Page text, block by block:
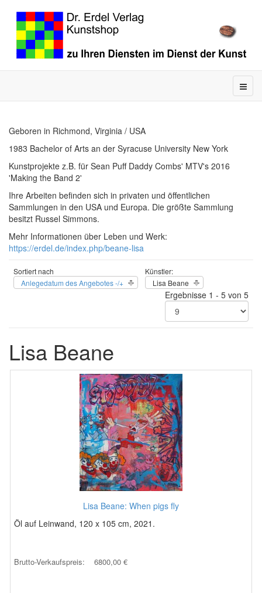
Geboren in Richmond, Virginia / USA
1983 Bachelor of Arts an der Syracuse University New York
Kunstprojekte z.B. für Sean Puff Daddy Combs' MTV's 2016
'Making the Band 2'
Ihre Arbeiten befinden sich in privaten und öffentlichen
Sammlungen in den USA und Europa. Die größte Sammlung
besitzt Russel Simmons.
Mehr Informationen über Leben und Werk:
https://erdel.de/index.php/beane-lisa
Sortiert nach
Anlegedatum des Angebotes -/+
Künstler:
Lisa Beane
Ergebnisse 1 - 5 von 5
Lisa Beane
Lisa Beane: When pigs fly
Öl auf Leinwand, 120 x 105 cm, 2021.
Brutto-Verkaufspreis: 6800,00 €